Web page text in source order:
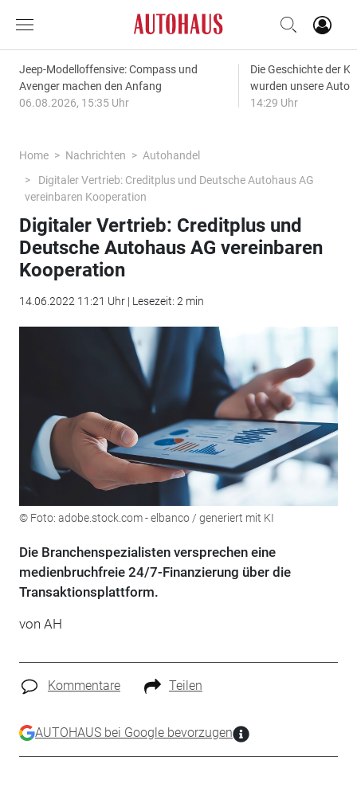
Jeep-Modelloffensive: Compass und
Avenger machen den Anfang
06.08.2026, 15:35 Uhr
Die Geschichte der
wurden unsere
14:29 Uhr
Home Nachrichten
Autohandel
Digitaler Vertrieb: Creditplus und Deutsche Autohaus AG
vereinbaren Kooperation
Digitaler Vertrieb: Creditplus und
Deutsche Autohaus AG vereinbaren
Kooperation
14.06.2022 11:21 Uhr | Lesezeit: 2 min
© Foto: adobe.stock.com - elbanco / generiert mit KI
Die Branchenspezialisten versprechen eine
medienbruchfreie 24/7-Finanzierung über die
Transaktionsplattform.
von AH
Kommentare Teilen
AUTOHAUS bei Google bevorzugen